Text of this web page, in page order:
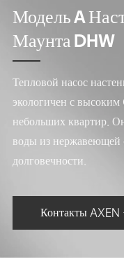
Модель A
Маунта DHW
Тепловой насос
экологичен с высоким
небольших квартир.
воды из нержавеющей
долговечности.
Контакты AXEN